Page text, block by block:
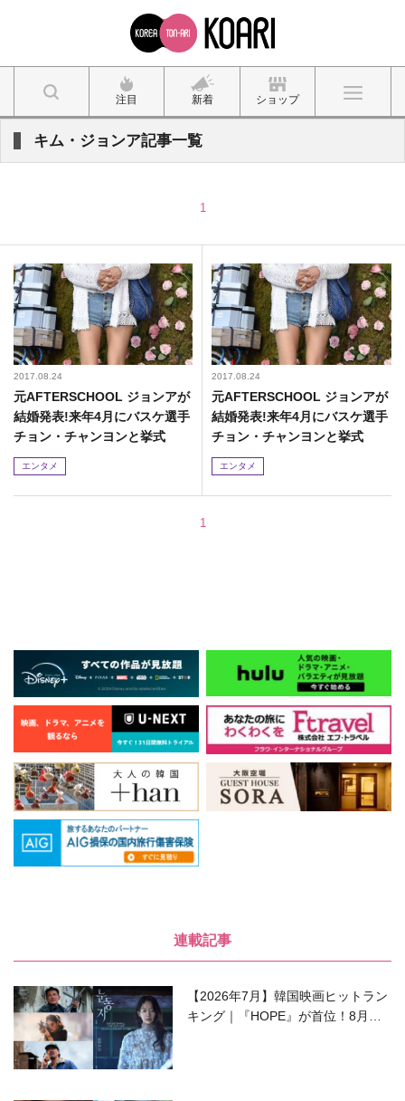
注目 新着 ショップ
キム・ジョンア記事一覧
1
2017.08.24
元AFTERSCHOOL ジョンアが
結婚発表!来年4月にバスケ選手
チョン・チャンヨンと挙式
エンタメ
2017.08.24
元AFTERSCHOOL ジョンアが
結婚発表!来年4月にバスケ選手
チョン・チャンヨンと挙式
エンタメ
1
連載記事
【2026年7月】韓国映画ヒットラン
キング｜『HOPE』が首位！8月公